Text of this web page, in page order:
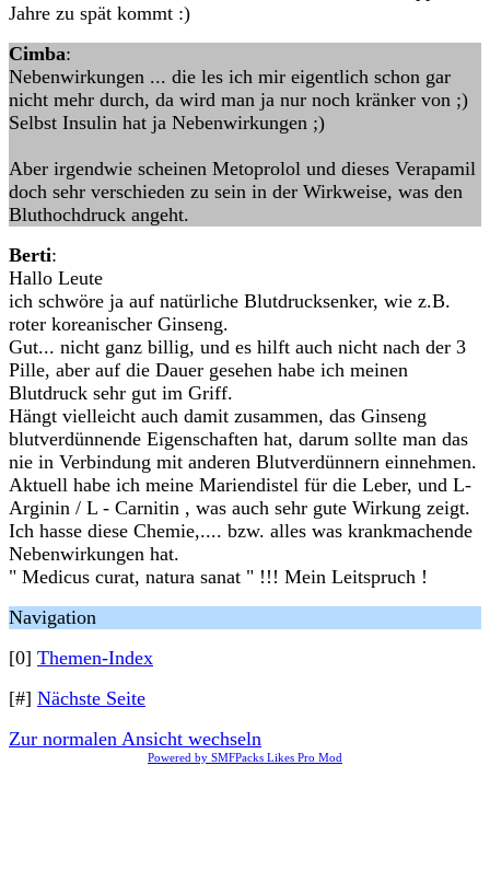
Jahre zu spät kommt :)
Cimba:
Nebenwirkungen ... die les ich mir eigentlich schon gar
nicht mehr durch, da wird man ja nur noch kränker von ;)
Selbst Insulin hat ja Nebenwirkungen ;)
Aber irgendwie scheinen Metoprolol und dieses Verapamil
doch sehr verschieden zu sein in der Wirkweise, was den
Bluthochdruck angeht.
Berti:
Hallo Leute
ich schwöre ja auf natürliche Blutdrucksenker, wie z.B.
roter koreanischer Ginseng.
Gut... nicht ganz billig, und es hilft auch nicht nach der 3
Pille, aber auf die Dauer gesehen habe ich meinen
Blutdruck sehr gut im Griff.
Hängt vielleicht auch damit zusammen, das Ginseng
blutverdünnende Eigenschaften hat, darum sollte man das
nie in Verbindung mit anderen Blutverdünnern einnehmen.
Aktuell habe ich meine Mariendistel für die Leber, und L-
Arginin / L - Carnitin , was auch sehr gute Wirkung zeigt.
Ich hasse diese Chemie,.... bzw. alles was krankmachende
Nebenwirkungen hat.
" Medicus curat, natura sanat " !!! Mein Leitspruch !
Navigation
[0] Themen-Index
[#] Nächste Seite
Zur normalen Ansicht wechseln
Powered by SMFPacks Likes Pro Mod